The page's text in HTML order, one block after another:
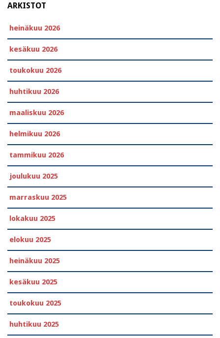
ARKISTOT
heinäkuu 2026
kesäkuu 2026
toukokuu 2026
huhtikuu 2026
maaliskuu 2026
helmikuu 2026
tammikuu 2026
joulukuu 2025
marraskuu 2025
lokakuu 2025
elokuu 2025
heinäkuu 2025
kesäkuu 2025
toukokuu 2025
huhtikuu 2025